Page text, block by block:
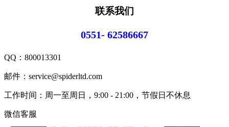
联系我们
0551- 62586667
QQ： 800013301
邮件：service@spiderltd.com
工作时间：周一至周日，9:00 - 21:00，节假日不休息
微信客服